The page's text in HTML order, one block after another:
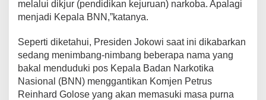
melalui dikjur (pendidikan kejuruan) narkoba. Apalagi
menjadi Kepala BNN,”katanya.
Seperti diketahui, Presiden Jokowi saat ini dikabarkan
sedang menimbang-nimbang beberapa nama yang
bakal menduduki pos Kepala Badan Narkotika
Nasional (BNN) menggantikan Komjen Petrus
Reinhard Golose yang akan memasuki masa purna